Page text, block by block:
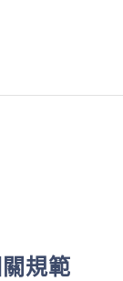
規範